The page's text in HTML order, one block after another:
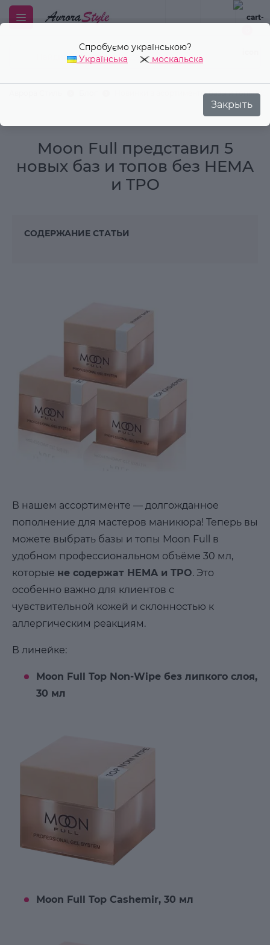
Новинки в асортименте: базы и топы
Українська
москальска
Закрыть
Moon Full представил 5
новых баз и топов без HEMA
и TPO
СОДЕРЖАНИЕ СТАТЬИ
В нашем ассортименте — долгожданное
пополнение для мастеров маникюра! Теперь вы
можете выбрать базы и топы Moon Full в
удобном профессиональном объёме 30 мл,
которые не содержат HEMA и TPO. Это
особенно важно для клиентов с
чувствительной кожей и склонностью к
аллергическим реакциям.
В линейке:
Moon Full Top Non-Wipe без липкого слоя,
30 мл
Moon Full Top Cashemir, 30 мл